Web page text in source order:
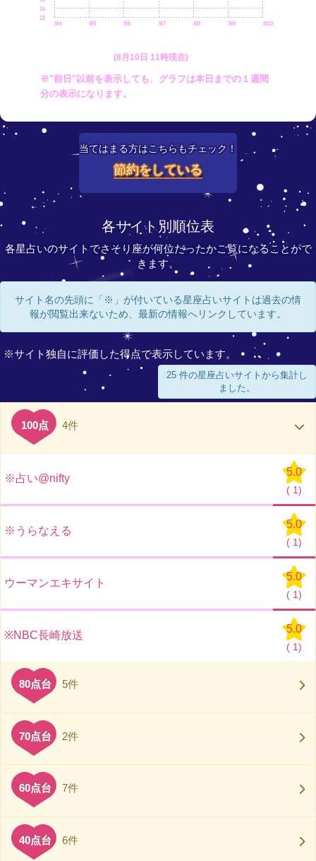
8/4 8/5 8/6 8/7 8/8 8/9 8/10
12
11
(8月10日 11時現在)
※"前日"以前を表示しても、グラフは本日までの１週間
分の表示になります。
当てはまる方はこちらもチェック！
節約をしている
各サイト別順位表
各星占いのサイトでさそり座が何位だったかご覧になることがで
きます。
サイト名の先頭に「※」が付いている星座占いサイトは過去の情
報が閲覧出来ないため、最新の情報へリンクしています。
※サイト独自に評価した得点で表示しています。
25 件の星座占いサイトから集計し
ました。
100点 4件
※占い@nifty
5.0
( 1)
※うらなえる
5.0
( 1)
ウーマンエキサイト
5.0
( 1)
※NBC長崎放送
5.0
( 1)
80点台 5件
70点台 2件
60点台 7件
40点台 6件